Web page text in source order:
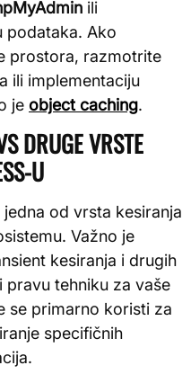
ili
podataka. Ako
prostora, razmotrite
ili implementaciju
je object caching.
DRUGE VRSTE
U
od vrsta kesiranja
Važno je
kesiranja i drugih
tehniku za vaše
se primarno koristi za
specifičnih